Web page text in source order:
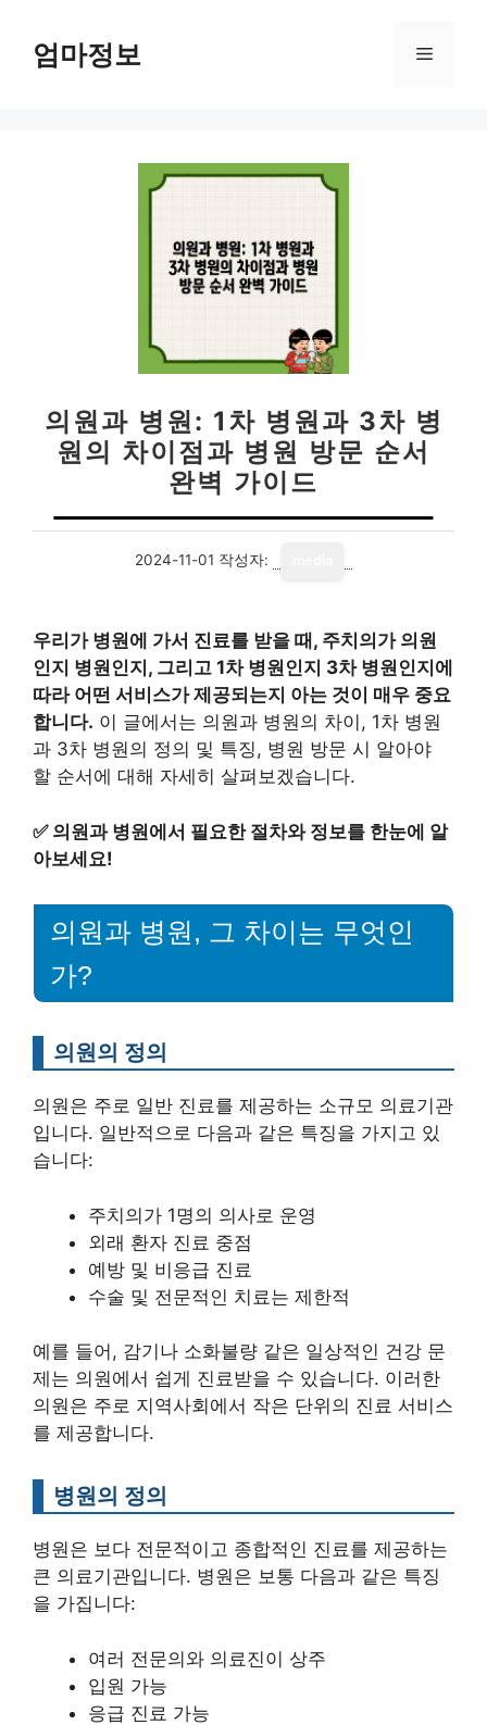
엄마정보 메
의원과 병원: 1차 병원과 3차 병
원의 차이점과 병원 방문 순서
완벽 가이드
2024-11-01 작성자:
우리가 병원에 가서 진료를 받을 때, 주치의가 의원
인지 병원인지, 그리고 1차 병원인지 3차 병원인지에
따라 어떤 서비스가 제공되는지 아는 것이 매우 중요
합니다. 이 글에서는 의원과 병원의 차이, 1차 병원
과 3차 병원의 정의 및 특징, 병원 방문 시 알아야
할 순서에 대해 자세히 살펴보겠습니다.
✅ 의원과 병원에서 필요한 절차와 정보를 한눈에 알
아보세요!
의원과 병원, 그 차이는 무엇인
가?
의원의 정의
의원은 주로 일반 진료를 제공하는 소규모 의료기관
입니다. 일반적으로 다음과 같은 특징을 가지고 있
습니다:
주치의가 1명의 의사로 운영
외래 환자 진료 중점
예방 및 비응급 진료
수술 및 전문적인 치료는 제한적
예를 들어, 감기나 소화불량 같은 일상적인 건강 문
제는 의원에서 쉽게 진료받을 수 있습니다. 이러한
의원은 주로 지역사회에서 작은 단위의 진료 서비스
를 제공합니다.
병원의 정의
병원은 보다 전문적이고 종합적인 진료를 제공하는
큰 의료기관입니다. 병원은 보통 다음과 같은 특징
을 가집니다:
여러 전문의와 의료진이 상주
입원 가능
응급 진료 가능